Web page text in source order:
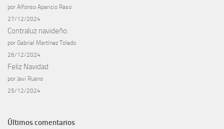
por Alfonso Aparicio Raso
27/12/2024
Contraluz navideño.
por Gabriel Martínez Toledo
26/12/2024
Feliz Navidad
por Javi Ruano
25/12/2024
Últimos comentarios